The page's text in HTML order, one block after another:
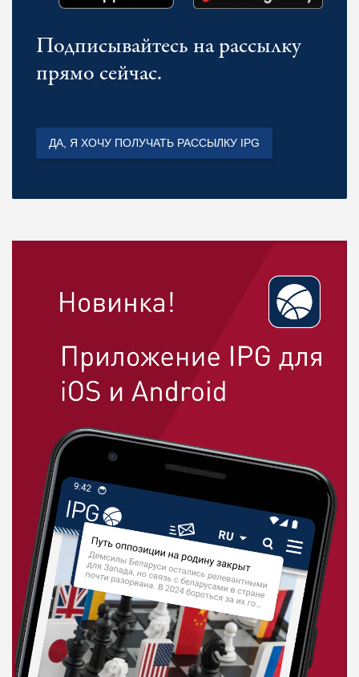
Подписывайтесь на рассылку
прямо сейчас.
ДА, Я ХОЧУ ПОЛУЧАТЬ РАССЫЛКУ IPG